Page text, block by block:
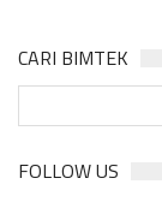
CARI BIMTEK
FOLLOW US